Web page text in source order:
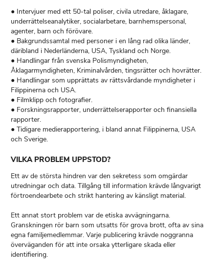
● Intervjuer med ett 50-tal poliser, civila utredare, åklagare,
underrättelseanalytiker, socialarbetare, barnhemspersonal,
agenter, barn och förövare.
● Bakgrundssamtal med personer i en lång rad olika länder,
däribland i Nederländerna, USA, Tyskland och Norge.
● Handlingar från svenska Polismyndigheten,
Åklagarmyndigheten, Kriminalvården, tingsrätter och hovrätter.
● Handlingar som upprättats av rättsvårdande myndigheter i
Filippinerna och USA.
● Filmklipp och fotografier.
● Forskningsrapporter, underrättelserapporter och finansiella
rapporter.
● Tidigare medierapportering, i bland annat Filippinerna, USA
och Sverige.
VILKA PROBLEM UPPSTOD?
Ett av de största hindren var den sekretess som omgärdar
utredningar och data. Tillgång till information krävde långvarigt
förtroendearbete och strikt hantering av känsligt material.
Ett annat stort problem var de etiska avvägningarna.
Granskningen rör barn som utsatts för grova brott, ofta av sina
egna familjemedlemmar. Varje publicering krävde noggranna
överväganden för att inte orsaka ytterligare skada eller
identifiering.